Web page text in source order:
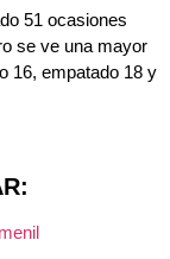
se ve una mayor
16, empatado 18 y